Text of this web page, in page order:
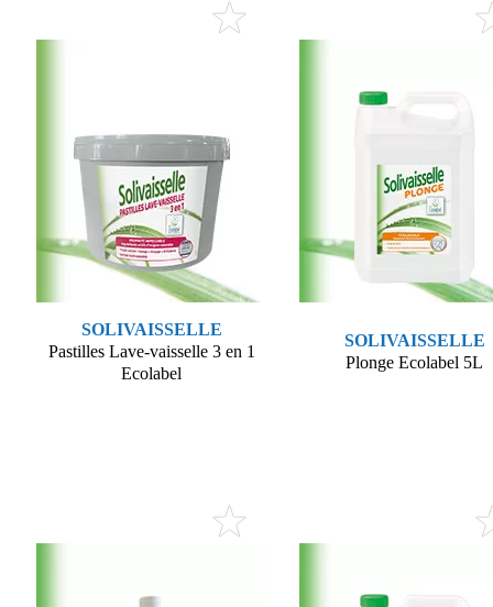
SOLIVAISSELLE
Pastilles Lave-vaisselle 3 en 1
Ecolabel
SOLIVAISSELLE
Plonge Ecolabel 5L